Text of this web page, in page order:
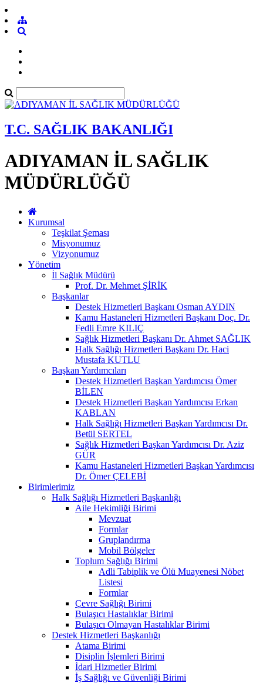
T.C. SAĞLIK BAKANLIĞI
ADIYAMAN İL SAĞLIK
MÜDÜRLÜĞÜ
Kurumsal
Teşkilat Şeması
Misyonumuz
Vizyonumuz
Yönetim
İl Sağlık Müdürü
Prof. Dr. Mehmet ŞİRİK
Başkanlar
Destek Hizmetleri Başkanı Osman AYDIN
Kamu Hastaneleri Hizmetleri Başkanı Doç. Dr.
Fedli Emre KILIÇ
Sağlık Hizmetleri Başkanı Dr. Ahmet SAĞLIK
Halk Sağlığı Hizmetleri Başkanı Dr. Haci
Mustafa KUTLU
Başkan Yardımcıları
Destek Hizmetleri Başkan Yardımcısı Ömer
BİLEN
Destek Hizmetleri Başkan Yardımcısı Erkan
KABLAN
Halk Sağlığı Hizmetleri Başkan Yardımcısı Dr.
Betül SERTEL
Sağlık Hizmetleri Başkan Yardımcısı Dr. Aziz
GÜR
Kamu Hastaneleri Hizmetleri Başkan Yardımcısı
Dr. Ömer ÇELEBİ
Birimlerimiz
Halk Sağlığı Hizmetleri Başkanlığı
Aile Hekimliği Birimi
Mevzuat
Formlar
Gruplandırma
Mobil Bölgeler
Toplum Sağlığı Birimi
Adli Tabiplik ve Ölü Muayenesi Nöbet
Listesi
Formlar
Çevre Sağlığı Birimi
Bulaşıcı Hastalıklar Birimi
Bulaşıcı Olmayan Hastalıklar Birimi
Destek Hizmetleri Başkanlığı
Atama Birimi
Disiplin İşlemleri Birimi
İdari Hizmetler Birimi
İş Sağlığı ve Güvenliği Birimi